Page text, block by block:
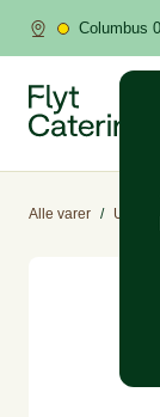
Columbus
Alle varer /